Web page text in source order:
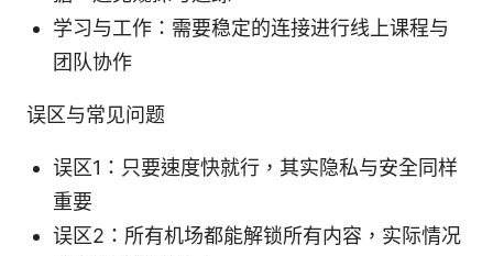
学习与工作：需要稳定的连接进行线上课程与
团队协作
误区与常见问题
误区1：只要速度快就行，其实隐私与安全同样
重要
误区2：所有机场都能解锁所有内容，实际情况